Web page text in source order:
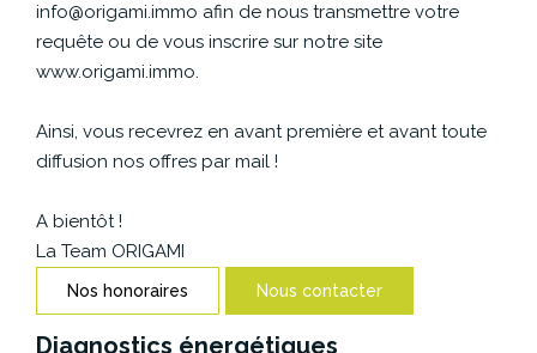
CONTACT
info@origami.immo afin de nous transmettre votre
requête ou de vous inscrire sur notre site
www.origami.immo.
Ainsi, vous recevrez en avant première et avant toute
diffusion nos offres par mail !
A bientôt !
La Team ORIGAMI
Nos honoraires Nous contacter
Diagnostics énergétiques